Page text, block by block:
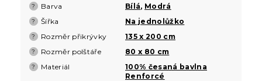
? Barva Bílá, Modrá
? Šířka Na jednolůžko
? Rozměr přikrývky 135 x 200 cm
? Rozměr polštáře 80 x 80 cm
? Materiál
100% česaná bavlna
Renforcé